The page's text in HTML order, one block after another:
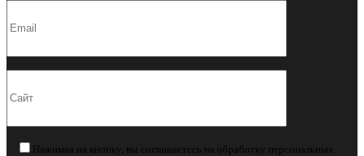
Нажимая на кнопку, вы соглашаетесь на обработку персональных